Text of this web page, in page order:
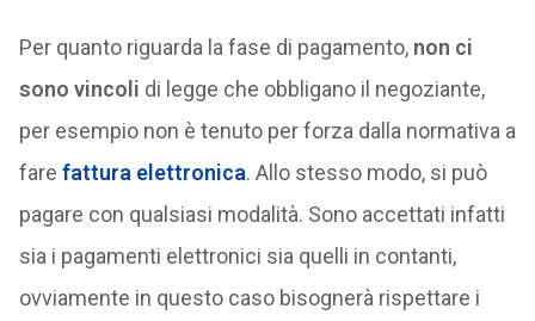
Per quanto riguarda la fase di pagamento, non ci
sono vincoli di legge che obbligano il negoziante,
per esempio non è tenuto per forza dalla normativa a
fare fattura elettronica. Allo stesso modo, si può
pagare con qualsiasi modalità. Sono accettati infatti
sia i pagamenti elettronici sia quelli in contanti,
ovviamente in questo caso bisognerà rispettare i